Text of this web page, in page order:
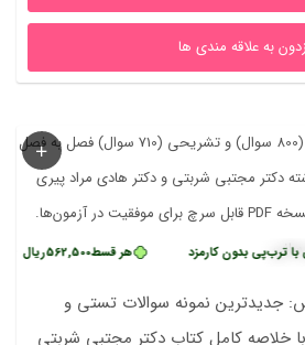
به علاقه مندی ها
هر قسط562,500ریال • خرید بدون کارمزد
جدیدترین نمونه سوالات تستی و
کامل کتاب دکتر مجتبی شربتی